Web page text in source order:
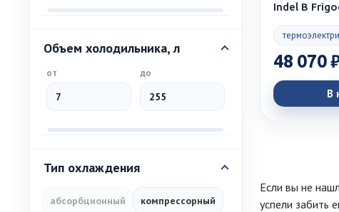
Объем холодильника, л
от до
Тип охлаждения
абсорбционный компрессорный
Indel B
48 070
В
Если вы не
успели забить